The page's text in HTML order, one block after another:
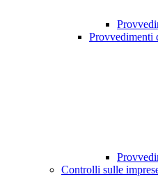
Provvedimenti
Controlli sulle